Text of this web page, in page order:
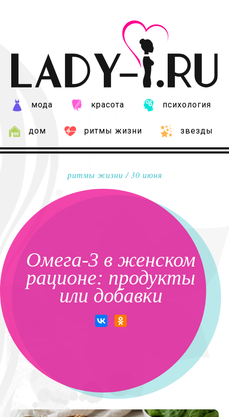
мода красота психология
дом ритмы жизни звезды
ритмы жизни / 30 июня
Омега-3 в женском
рационе: продукты
или добавки